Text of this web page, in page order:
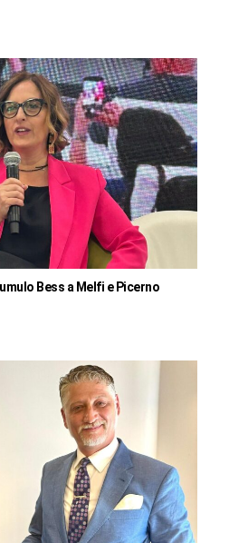
Bess a Melfi e Picerno